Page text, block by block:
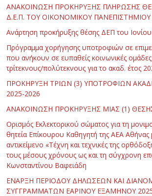
ΑΝΑΚΟΙΝΩΣΗ ΠΡΟΚΗΡΥΞΗΣ ΠΛΗΡΩΣΗΣ
Δ.Ε.Π. ΤΟΥ ΟΙΚΟΝΟΜΙΚΟΥ
Ανάρτηση προκήρυξης θέσης ΔΕΠ του
Πρόγραμμα χορήγησης υποτροφιών σε
που ανήκουν σε ευπαθείς κοινωνικές
τρίτεκνους/πολύτεκνους για το ακαδ. έτος
ΠΡΟΚΗΡΥΞΗ ΤΡΙΩΝ (3) ΥΠΟΤΡΟΦΙΩΝ
2025-2026
ΑΝΑΚΟΙΝΩΣΗ ΠΡΟΚΗΡΥΞΗΣ ΜΙΑΣ (1)
Ορισμός Εκλεκτορικού σώματος για τη
θητεία Επίκουρου Καθηγητή της ΑΕΑ Αθήνας
αντικείμενο «Τέχνη και τεχνικές της
τους μέσους χρόνους ως και τη σύγχρονη
Κωνσταντίνου Βαφειάδη
ΕΝΑΡΞΗ ΠΕΡΙΟΔΟΥ ΔΗΛΩΣΕΩΝ ΚΑΙ
ΣΥΓΓΡΑΜΜΑΤΩΝ ΕΑΡΙΝΟΥ ΕΞΑΜΗΝΟΥ